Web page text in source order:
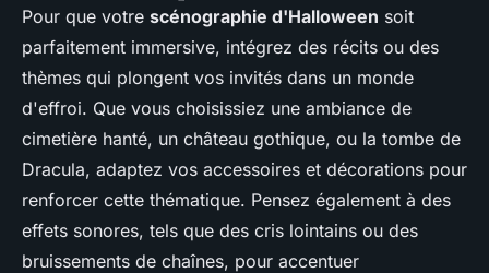
Pour que votre scénographie d'Halloween soit
parfaitement immersive, intégrez des récits ou des
thèmes qui plongent vos invités dans un monde
d'effroi. Que vous choisissiez une ambiance de
cimetière hanté, un château gothique, ou la tombe de
Dracula, adaptez vos accessoires et décorations pour
renforcer cette thématique. Pensez également à des
effets sonores, tels que des cris lointains ou des
bruissements de chaînes, pour accentuer